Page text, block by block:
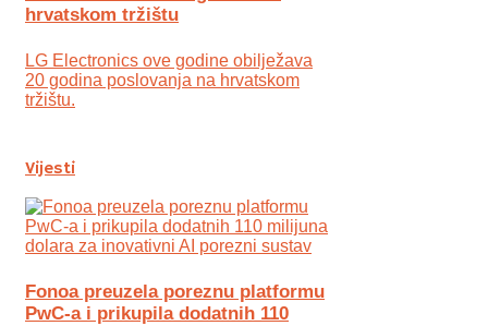
hrvatskom tržištu
LG Electronics ove godine obilježava
20 godina poslovanja na hrvatskom
tržištu.
Vijesti
Fonoa preuzela poreznu platformu
PwC-a i prikupila dodatnih 110